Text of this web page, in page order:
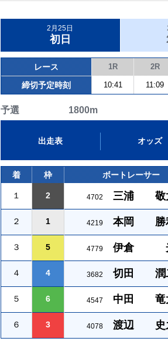
2月25日
初日
レース 1R 2R
締切予定時刻 10:41 11:09
予選 1800m
出走表 オッズ
着 枠 ボートレーサー
１ 2 4702 三浦 敬
２ 1 4219 本岡 勝
３ 5 4779 伊倉
４ 4 3682 切田 潤
５ 6 4547 中田 竜
６ 3 4078 渡辺 史